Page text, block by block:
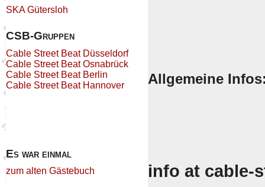
SKA Gütersloh
CSB-Gruppen
Cable Street Beat Düsseldorf
Cable Street Beat Osnabrück
Cable Street Beat Berlin
Cable Street Beat Hannover
Es war einmal
zum alten Gästebuch
Allgemeine
info at cable-